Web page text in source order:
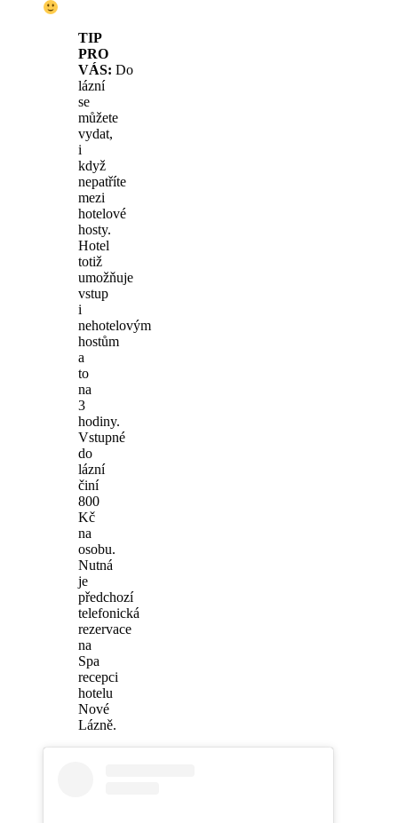
TIP
PRO
VÁS: Do
lázní
se
můžete
vydat,
i
když
nepatříte
mezi
hotelové
hosty.
Hotel
totiž
umožňuje
vstup
i
nehotelovým
hostům
a
to
na
3
hodiny.
Vstupné
do
lázní
činí
800
Kč
na
osobu.
Nutná
je
předchozí
telefonická
rezervace
na
Spa
recepci
hotelu
Nové
Lázně.